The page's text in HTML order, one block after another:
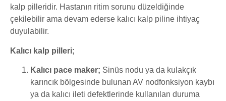
kalp pilleridir. Hastanın ritim sorunu düzeldiğinde
çekilebilir ama devam ederse kalıcı kalp piline ihtiyaç
duyulabilir.
Kalıcı kalp pilleri;
Kalıcı pace maker; Sinüs nodu ya da kulakçık
karıncık bölgesinde bulunan AV nodfonksiyon kaybı
ya da kalıcı ileti defektlerinde kullanılan duruma